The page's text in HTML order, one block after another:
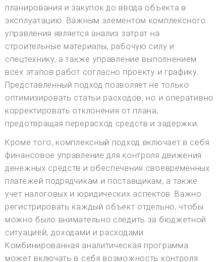
планирования и закупок до ввода объекта в
эксплуатацию. Важным элементом комплексного
управления является анализ затрат на
строительные материалы, рабочую силу и
спецтехнику, а также управление выполнением
всех этапов работ согласно проекту и графику.
Представленный подход позволяет не только
оптимизировать статьи расходов, но и оперативно
корректировать отклонения от плана,
предотвращая перерасход средств и задержки.
Кроме того, комплексный подход включает в себя
финансовое управление для контроля движения
денежных средств и обеспечения своевременных
платежей подрядчикам и поставщикам, а также
учет налоговых и юридических аспектов. Важно
регистрировать каждый объект отдельно, чтобы
можно было внимательно следить за бюджетной
ситуацией, доходами и расходами.
Комбинированная аналитическая программа
может включать в себя возможность контроля